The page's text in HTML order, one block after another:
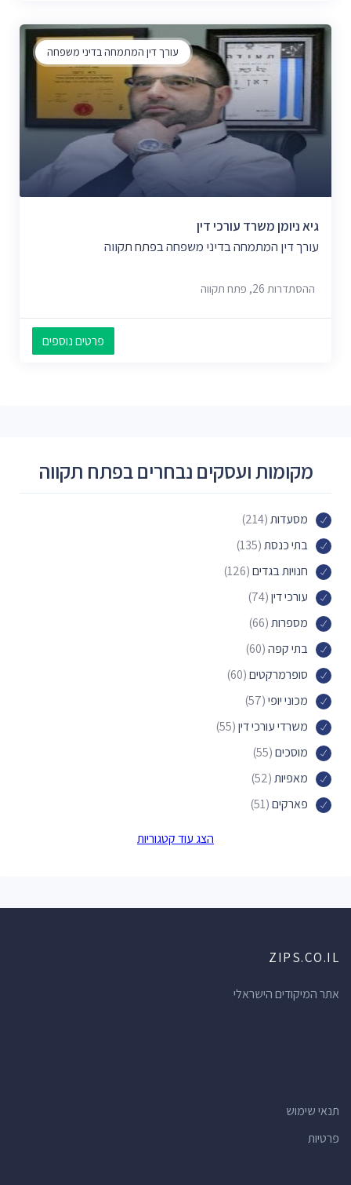
עורך דין המתמחה בדיני משפחה
גיא ניומן משרד עורכי דין
עורך דין המתמחה בדיני משפחה בפתח תקווה
ההסתדרות 26, פתח תקווה
פרטים נוספים
מקומות ועסקים נבחרים בפתח תקווה
מסעדות(214)
בתי כנסת(135)
חנויות בגדים(126)
עורכי דין(74)
מספרות(66)
בתי קפה(60)
סופרמרקטים(60)
מכוני יופי(57)
משרדי עורכי דין(55)
מוסכים(55)
מאפיות(52)
פארקים(51)
חנויות תכשיטים(41)
חנויות מכולת
(37)
בתי מרקחת
הצג עוד קטגוריות
ZIPS.CO.IL
אתר המיקודים הישראלי
תנאי שימוש
פרטיות